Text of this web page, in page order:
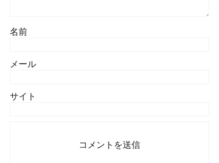
名前
メール
サイト